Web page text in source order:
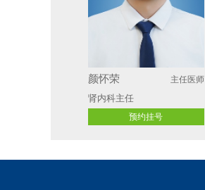
颜怀荣 主任医师
肾内科主任
预约挂号